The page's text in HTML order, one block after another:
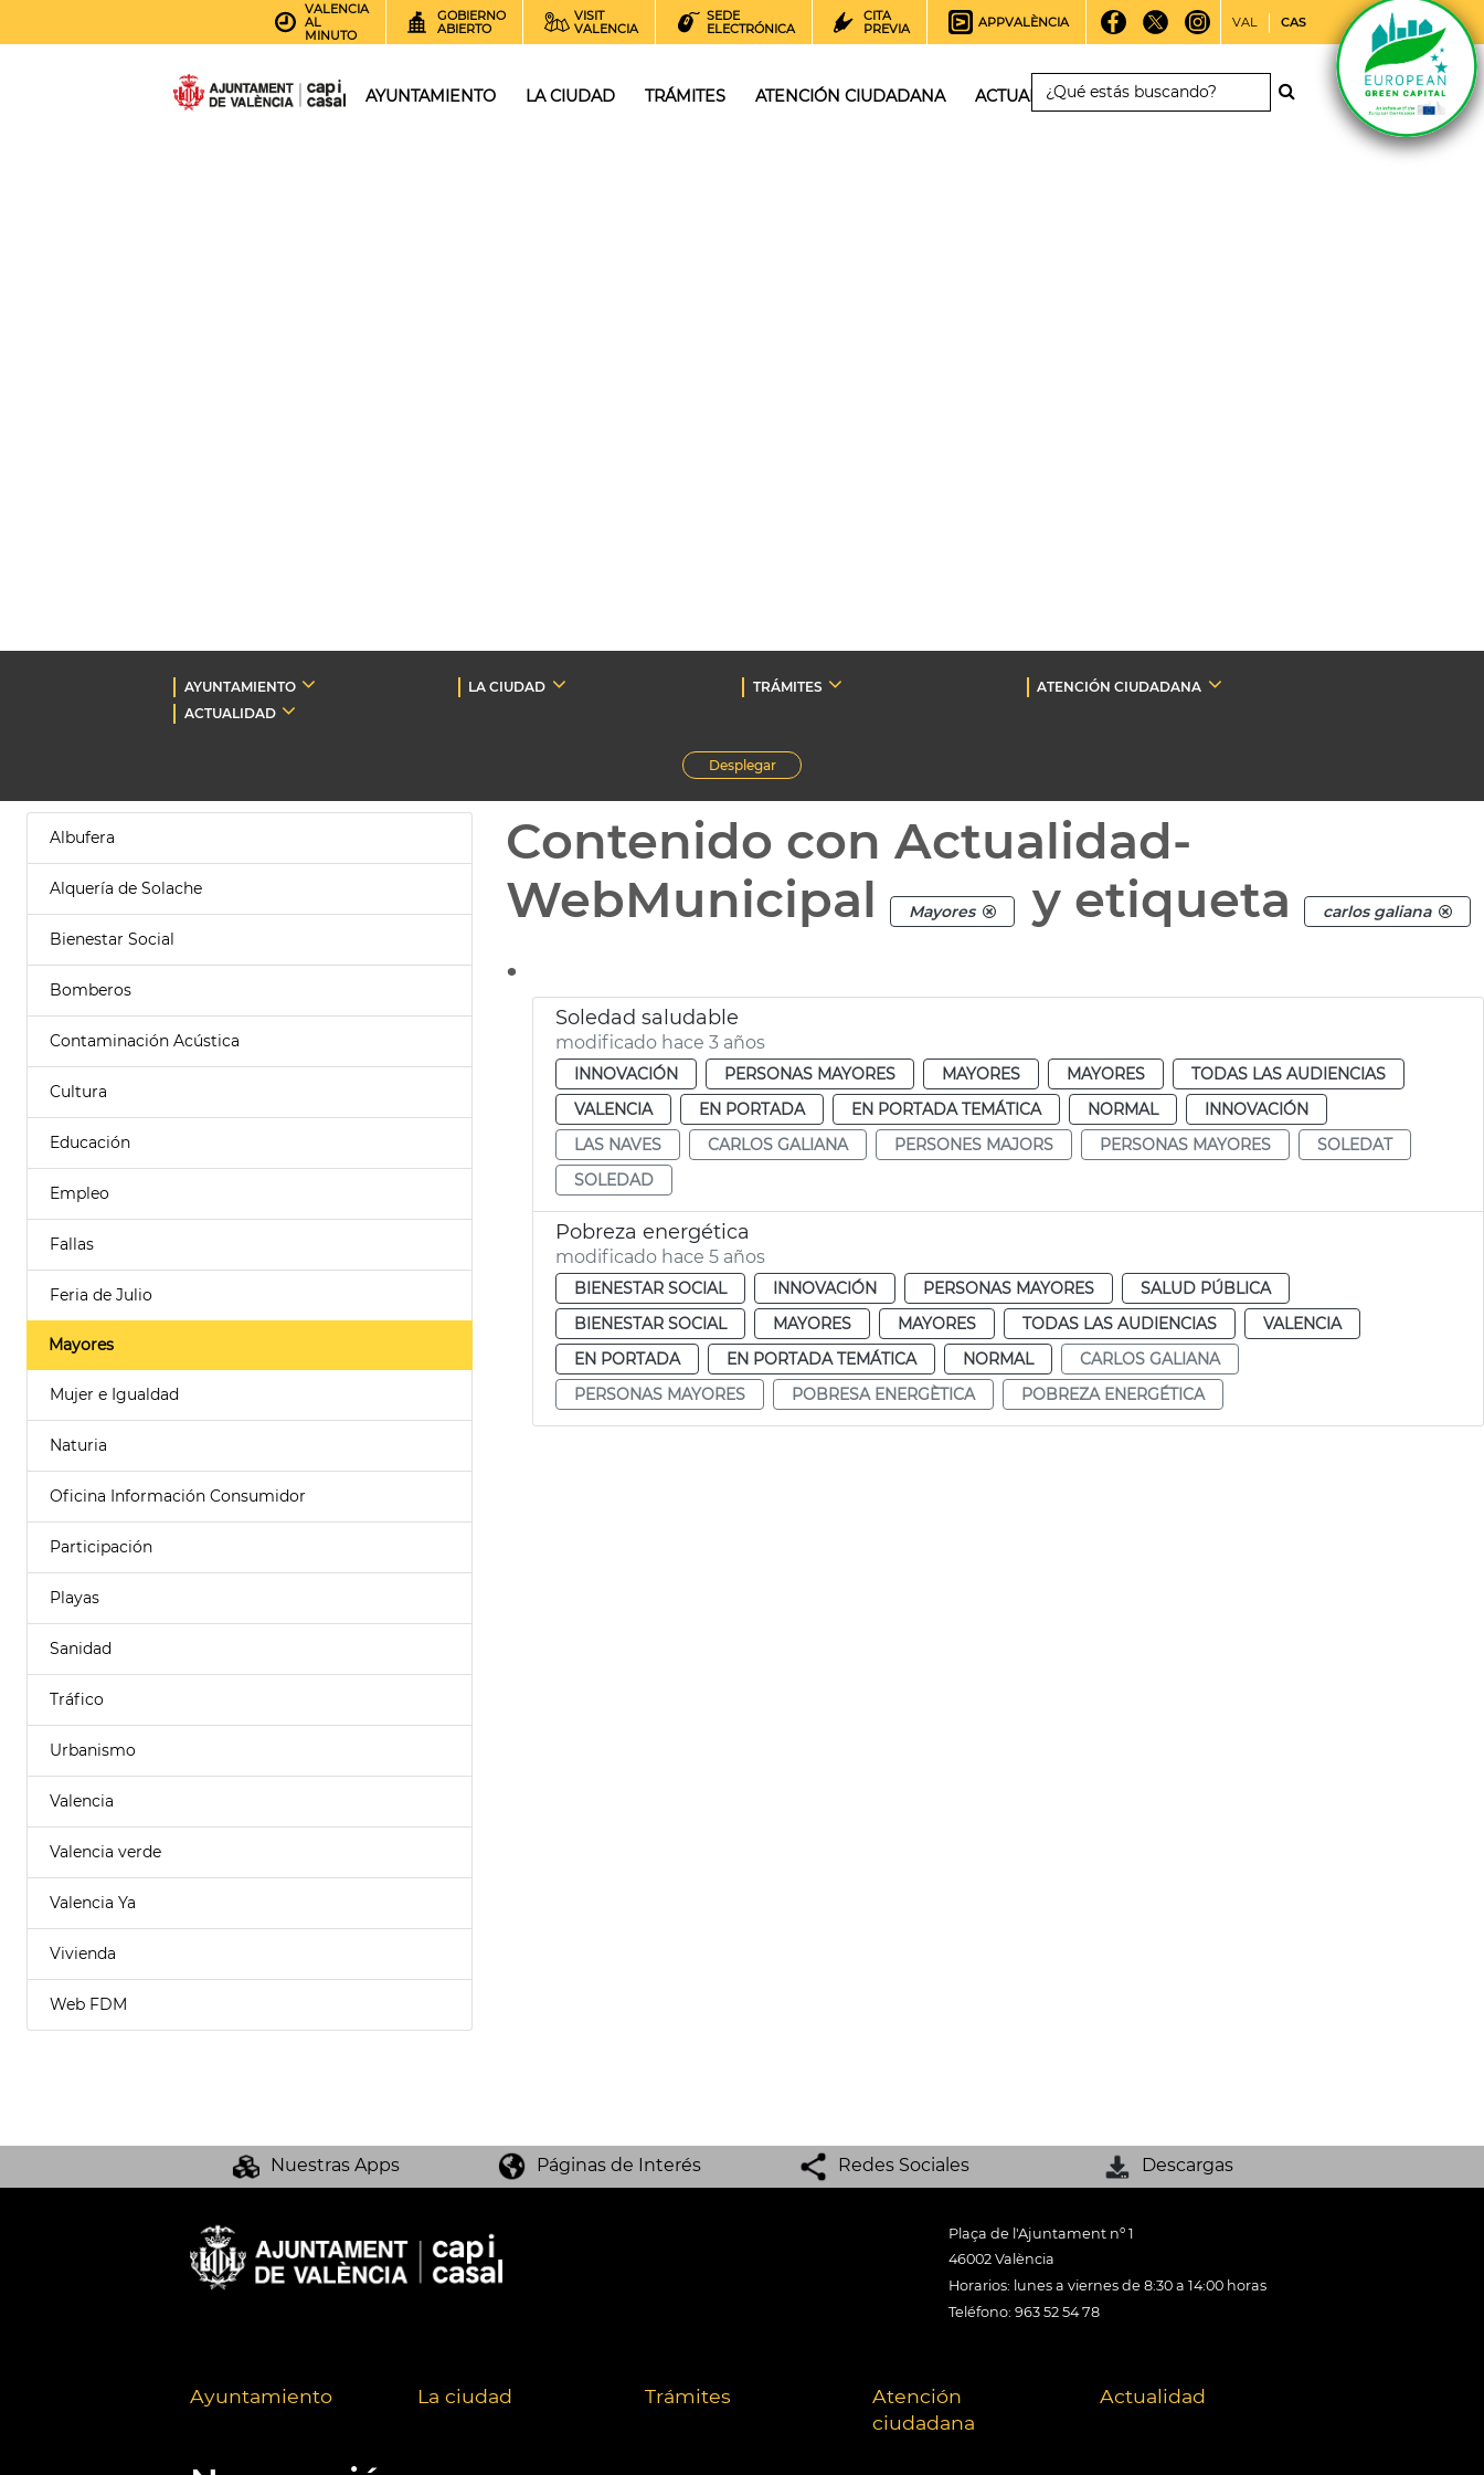
VALENCIA
AL
MINUTO
GOBIERNO
ABIERTO
VISIT
VALENCIA
SEDE
ELECTRÓNICA
CITA
PREVIA
APPVALÈNCIA VAL CAS
AYUNTAMIENTO LA CIUDAD TRÁMITES ATENCIÓN CIUDADANA ACTUALIDAD
AYUNTAMIENTO LA CIUDAD TRÁMITES
ATENCIÓN CIUDADANA
ACTUALIDAD
Desplegar
Albufera
Alquería de Solache
Bienestar Social
Bomberos
Contaminación Acústica
Cultura
Educación
Empleo
Fallas
Feria de Julio
Mayores
Mujer e Igualdad
Naturia
Oficina Información Consumidor
Participación
Playas
Sanidad
Tráfico
Urbanismo
Valencia
Valencia verde
Valencia Ya
Vivienda
Web FDM
Contenido con Actualidad-
WebMunicipal
Mayores y etiqueta carlos galiana
.
Soledad saludable
modificado hace 3 años
INNOVACIÓN PERSONAS MAYORES MAYORES MAYORES
TODAS LAS AUDIENCIAS
VALENCIA
EN PORTADA EN PORTADA TEMÁTICA NORMAL
INNOVACIÓN
LAS NAVES
CARLOS GALIANA PERSONES MAJORS PERSONAS MAYORES
SOLEDAT
SOLEDAD
Pobreza energética
modificado hace 5 años
BIENESTAR SOCIAL INNOVACIÓN PERSONAS MAYORES
SALUD PÚBLICA
BIENESTAR SOCIAL
MAYORES MAYORES TODAS LAS AUDIENCIAS
VALENCIA
EN PORTADA
EN PORTADA TEMÁTICA NORMAL
CARLOS GALIANA
PERSONAS MAYORES
POBRESA ENERGÈTICA POBREZA ENERGÉTICA
Nuestras Apps Páginas de Interés Redes Sociales Descargas
Plaça de l'Ajuntament nº 1
46002 València
Horarios: lunes a viernes de 8:30 a 14:00 horas
Teléfono: 963 52 54 78
Ayuntamiento La ciudad Trámites
Atención
ciudadana
Actualidad